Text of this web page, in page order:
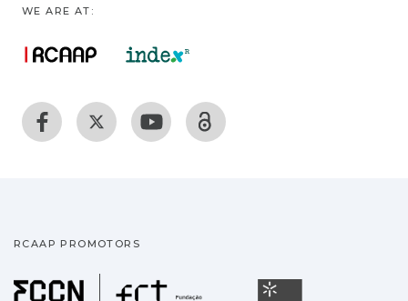
WE ARE AT:
RCAAP PROMOTORS
Fundação para a